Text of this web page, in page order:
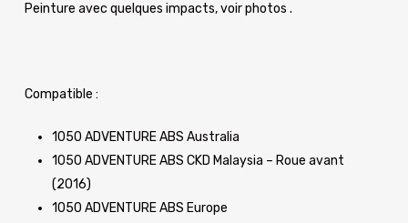
Peinture avec quelques impacts, voir photos .
Compatible :
1050 ADVENTURE ABS Australia
1050 ADVENTURE ABS CKD Malaysia – Roue avant
(2016)
1050 ADVENTURE ABS Europe